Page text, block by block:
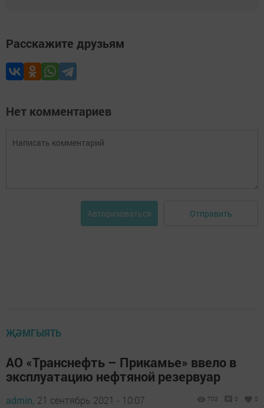
Расскажите друзьям
Нет комментариев
Авторизоваться Отправить
ҖӘМГЫЯТЬ
АО «Транснефть – Прикамье» ввело в
эксплуатацию нефтяной резервуар
admin, 21 сентябрь 2021 - 10:07 703 0 0